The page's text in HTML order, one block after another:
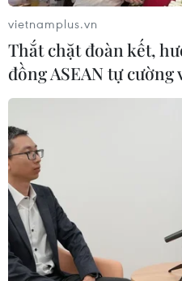
những người bị tình nghi
trong các trại giam và 51
những giờ tới.
vietnamplus.vn
Thắt chặt đoàn kết,
đồng ASEAN tự cường